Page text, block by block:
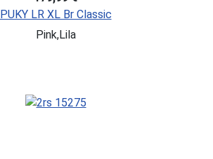
PUKY LR XL Br Classic
Pink,Lila